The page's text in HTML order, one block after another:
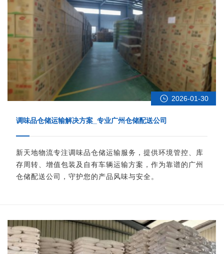
2026-01-30
调味品仓储运输解决方案_专业广州仓储配送公司
新天地物流专注调味品仓储运输服务，提供环境管控、库
存周转、增值包装及自有车辆运输方案，作为靠谱的广州
仓储配送公司，守护您的产品风味与安全。